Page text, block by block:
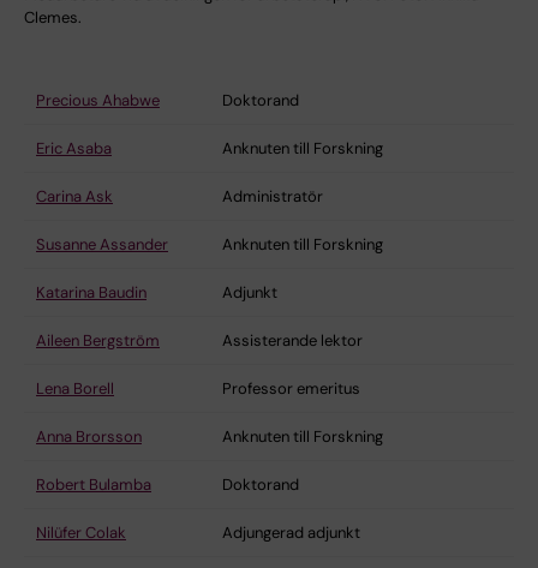
Clemes.
Precious Ahabwe Doktorand
Eric Asaba Anknuten till Forskning
Carina Ask Administratör
Susanne Assander Anknuten till Forskning
Katarina Baudin Adjunkt
Aileen Bergström Assisterande lektor
Lena Borell Professor emeritus
Anna Brorsson Anknuten till Forskning
Robert Bulamba Doktorand
Nilüfer Colak Adjungerad adjunkt